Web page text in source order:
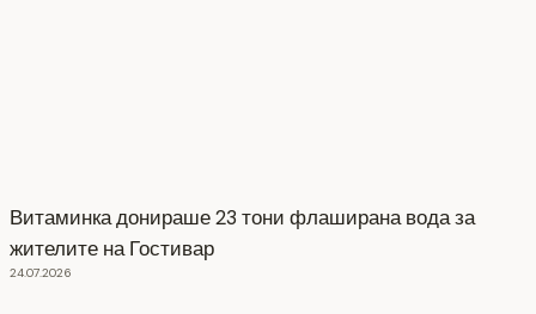
Витаминка донираше 23 тони флаширана вода за
жителите на Гостивар
24.07.2026